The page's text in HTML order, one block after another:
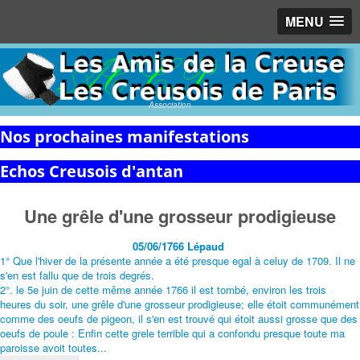
MENU
Association
Nos prochaines manifestations
Echos Creusois d'antan
Une grêle d'une grosseur prodigieuse
05/06/1766 Lépaud
1° Que l'hiver de la présente année a été presque egal à celuy de 1709. Il ne
s'en est fallu que de trois degrés.
2°. le 5e juin de cette même année 1766 il est tombé, environ les trois
heures du soir, une grêle d'une grosseur prodigieuse; elle étoit communément
comme des oeufs de pigeon, il s'en est trouvé qui étoit aussi grosse que des
oeufs de poule : Enfin cette grele terrible qui a confondu presque toute ma
paroisse avoit toutes...